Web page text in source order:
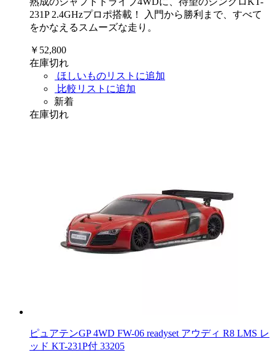
231P 2.4GHzプロポ搭載！ 入門から勝利まで、すべて
をかなえるスムーズな走り。
￥52,800
在庫切れ
ほしいものリストに追加
比較リストに追加
新着
在庫切れ
ピュアテンGP 4WD FW-06 readyset アウディ R8 LMS レ
ッド KT-231P付 33205